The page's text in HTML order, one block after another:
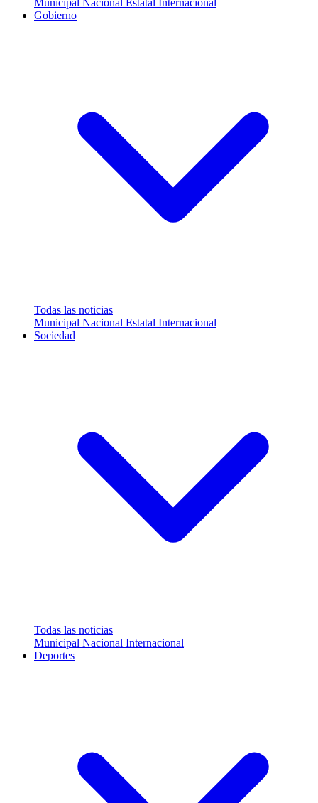
Municipal Nacional Estatal Internacional
Gobierno
Todas las noticias
Municipal Nacional Estatal Internacional
Sociedad
Todas las noticias
Municipal Nacional Internacional
Deportes